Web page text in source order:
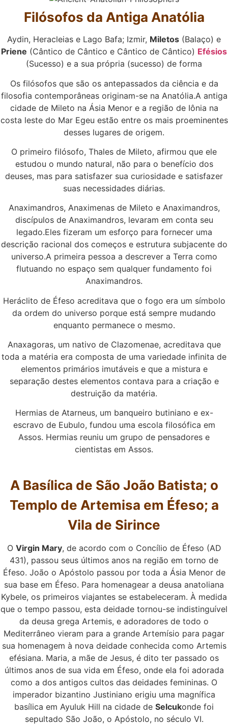
Filósofos da Antiga Anatólia
Aydin, Heracleias e Lago Bafa; Izmir, Miletos (Balaço) e
Priene (Cântico de Cântico e Cântico de Cântico) Efésios
(Sucesso) e a sua própria (sucesso) de forma
Os filósofos que são os antepassados da ciência e da
filosofia contemporâneas originam-se na Anatólia.A antiga
cidade de Mileto na Ásia Menor e a região de Iônia na
costa leste do Mar Egeu estão entre os mais proeminentes
desses lugares de origem.
O primeiro filósofo, Thales de Mileto, afirmou que ele
estudou o mundo natural, não para o benefício dos
deuses, mas para satisfazer sua curiosidade e satisfazer
suas necessidades diárias.
Anaximandros, Anaximenas de Mileto e Anaximandros,
discípulos de Anaximandros, levaram em conta seu
legado.Eles fizeram um esforço para fornecer uma
descrição racional dos começos e estrutura subjacente do
universo.A primeira pessoa a descrever a Terra como
flutuando no espaço sem qualquer fundamento foi
Anaximandros.
Heráclito de Éfeso acreditava que o fogo era um símbolo
da ordem do universo porque está sempre mudando
enquanto permanece o mesmo.
Anaxagoras, um nativo de Clazomenae, acreditava que
toda a matéria era composta de uma variedade infinita de
elementos primários imutáveis e que a mistura e
separação destes elementos contava para a criação e
destruição da matéria.
Hermias de Atarneus, um banqueiro butiniano e ex-
escravo de Eubulo, fundou uma escola filosófica em
Assos. Hermias reuniu um grupo de pensadores e
cientistas em Assos.
A Basílica de São João Batista; o
Templo de Artemisa em Éfeso; a
Vila de Sirince
O Virgin Mary, de acordo com o Concílio de Éfeso (AD
431), passou seus últimos anos na região em torno de
Éfeso. João o Apóstolo passou por toda a Ásia Menor de
sua base em Éfeso. Para homenagear a deusa anatoliana
Kybele, os primeiros viajantes se estabeleceram. À medida
que o tempo passou, esta deidade tornou-se indistinguível
da deusa grega Artemis, e adoradores de todo o
Mediterrâneo vieram para a grande Artemísio para pagar
sua homenagem à nova deidade conhecida como Artemis
efésiana. Maria, a mãe de Jesus, é dito ter passado os
últimos anos de sua vida em Éfeso, onde ela foi adorada
como a dos antigos cultos das deidades femininas. O
imperador bizantino Justiniano erigiu uma magnífica
basílica em Ayuluk Hill na cidade de Selcukonde foi
sepultado São João, o Apóstolo, no século VI.